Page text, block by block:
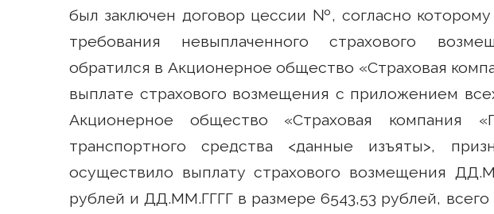
был заключен договор цессии №, согласно
требования невыплаченного страхового
обратился в Акционерное общество «Страховая
выплате страхового возмещения с приложением
Акционерное общество «Страховая компания
транспортного средства <данные изъяты>,
осуществило выплату страхового возмещения
рублей и ДД.ММ.ГГГГ в размере 6543,53 рублей, всего